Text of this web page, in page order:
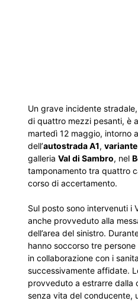
Un grave incidente
di quattro mezzi pesanti, è
martedì 12 maggio, intorno
dell’autostrada A1,
galleria Val di Sambro, nel
tamponamento tra quattro
corso di accertamento.
Sul posto sono intervenuti i
anche provveduto alla
dell’area del sinistro.
hanno soccorso tre
in collaborazione con i
successivamente affidate.
provveduto a estrarre dalla
senza vita del conducente,